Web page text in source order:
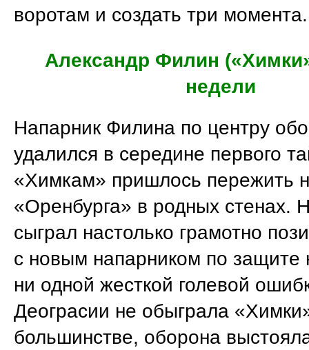
воротам и создать три момента.
Александр Филин
недели
Напарник Филина по центру
удалился в середине первого
«Химкам» пришлось пережить
«Оренбурга» в родных стенах.
сыграл настолько грамотно
с новым напарником по защите
ни одной жесткой голевой
Деограсии не обыграла
большинстве, оборона